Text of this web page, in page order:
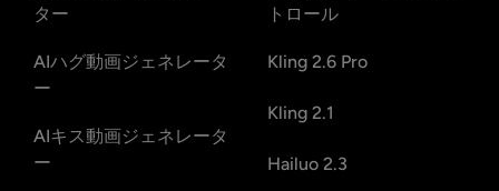
ター
AIハグ動画ジェネレータ
ー
AIキス動画ジェネレータ
ー
トロール
Kling 2.6 Pro
Kling 2.1
Hailuo 2.3